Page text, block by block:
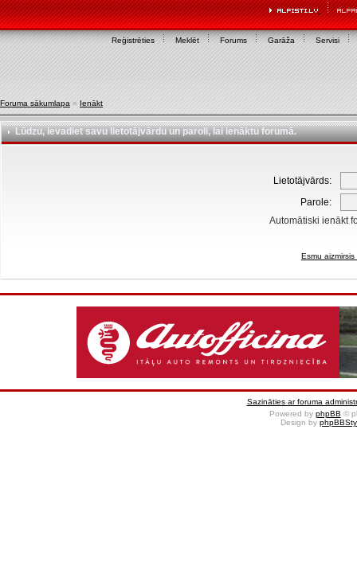
Reģistrēties Meklēt Forums Garāža Servisi
Foruma sākumlapa » Ienākt
Lūdzu, ievadiet savu lietotājvārdu un paroli, lai ienāktu forumā.
Lietotājvārds:
Parole:
Automātiski ienākt
Esmu
Sazināties ar foruma
Powered by phpBB ©
Design by